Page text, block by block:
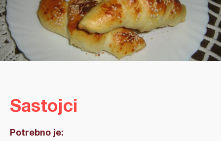
Sastojci
Potrebno je: